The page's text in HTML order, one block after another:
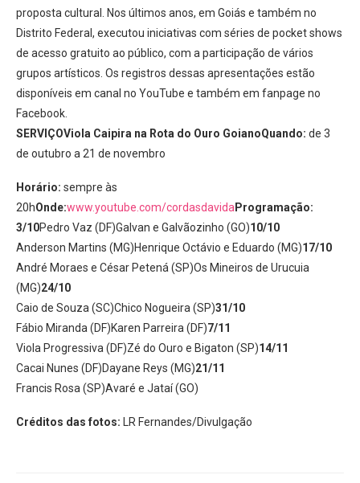
proposta cultural. Nos últimos anos, em Goiás e também no
Distrito Federal, executou iniciativas com séries de pocket shows
de acesso gratuito ao público, com a participação de vários
grupos artísticos. Os registros dessas apresentações estão
disponíveis em canal no YouTube e também em fanpage no
Facebook.
SERVIÇOViola Caipira na Rota do Ouro GoianoQuando: de 3
de outubro a 21 de novembro
Horário: sempre às
20hOnde:www.youtube.com/cordasdavida Programação:
3/10Pedro Vaz (DF)Galvan e Galvãozinho (GO)10/10
Anderson Martins (MG)Henrique Octávio e Eduardo (MG)17/10
André Moraes e César Petená (SP)Os Mineiros de Urucuia
(MG)24/10
Caio de Souza (SC)Chico Nogueira (SP)31/10
Fábio Miranda (DF)Karen Parreira (DF)7/11
Viola Progressiva (DF)Zé do Ouro e Bigaton (SP)14/11
Cacai Nunes (DF)Dayane Reys (MG)21/11
Francis Rosa (SP)Avaré e Jataí (GO)
Créditos das fotos: LR Fernandes/Divulgação